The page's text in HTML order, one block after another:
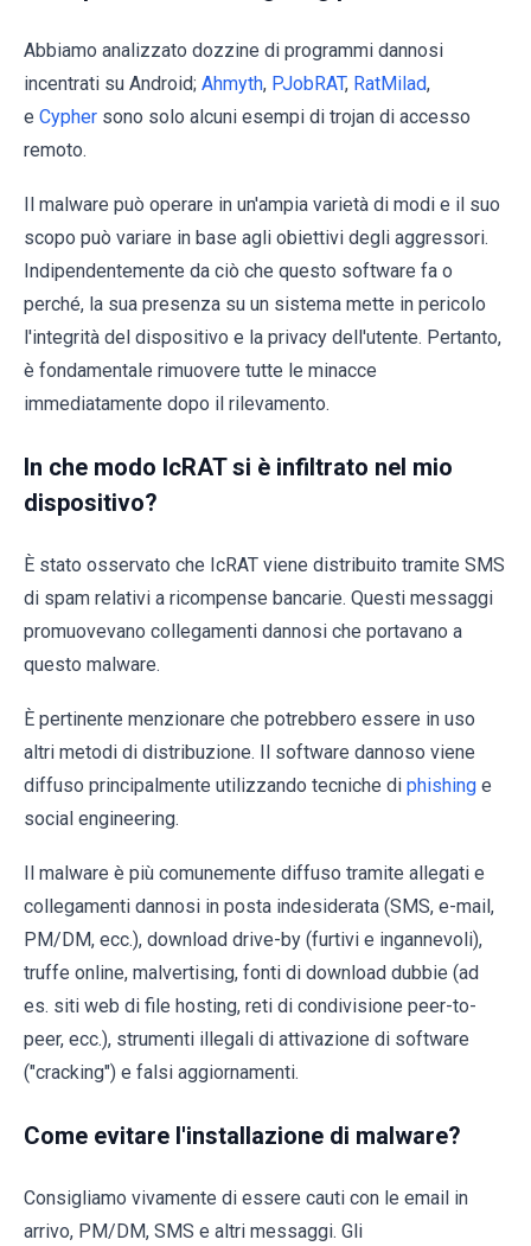
Abbiamo analizzato dozzine di programmi dannosi
incentrati su Android; Ahmyth, PJobRAT, RatMilad,
e Cypher sono solo alcuni esempi di trojan di accesso
remoto.
Il malware può operare in un'ampia varietà di modi e il suo
scopo può variare in base agli obiettivi degli aggressori.
Indipendentemente da ciò che questo software fa o
perché, la sua presenza su un sistema mette in pericolo
l'integrità del dispositivo e la privacy dell'utente. Pertanto,
è fondamentale rimuovere tutte le minacce
immediatamente dopo il rilevamento.
In che modo IcRAT si è infiltrato nel mio
dispositivo?
È stato osservato che IcRAT viene distribuito tramite SMS
di spam relativi a ricompense bancarie. Questi messaggi
promuovevano collegamenti dannosi che portavano a
questo malware.
È pertinente menzionare che potrebbero essere in uso
altri metodi di distribuzione. Il software dannoso viene
diffuso principalmente utilizzando tecniche di phishing e
social engineering.
Il malware è più comunemente diffuso tramite allegati e
collegamenti dannosi in posta indesiderata (SMS, e-mail,
PM/DM, ecc.), download drive-by (furtivi e ingannevoli),
truffe online, malvertising, fonti di download dubbie (ad
es. siti web di file hosting, reti di condivisione peer-to-
peer, ecc.), strumenti illegali di attivazione di software
("cracking") e falsi aggiornamenti.
Come evitare l'installazione di malware?
Consigliamo vivamente di essere cauti con le email in
arrivo, PM/DM, SMS e altri messaggi. Gli